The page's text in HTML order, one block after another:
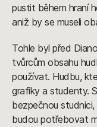
pustit během hraní
aniž by se museli
Tohle byl před
tvůrcům obsahu
používat. Hudbu,
grafiky a studenty.
bezpečnou
budou potřebovat